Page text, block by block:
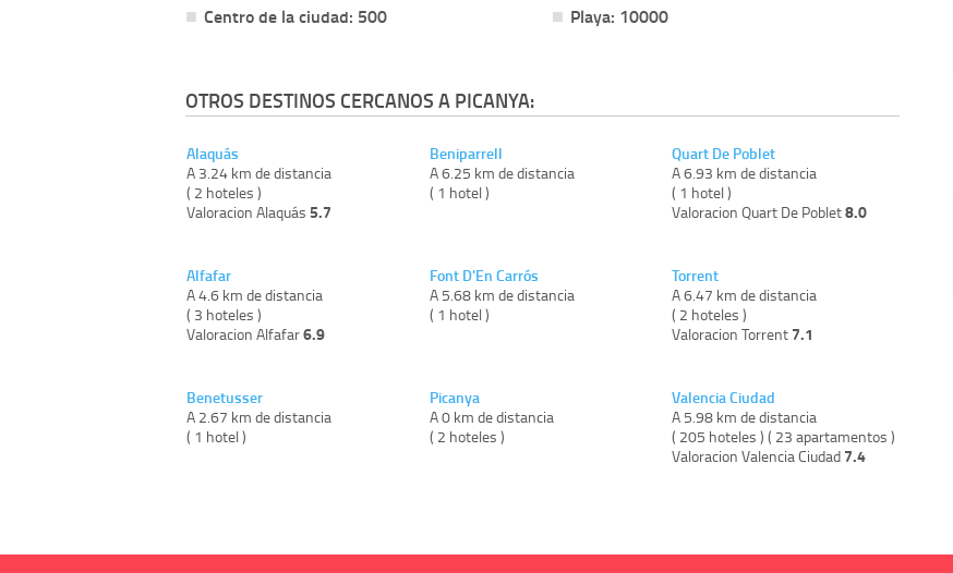
Centro de la ciudad: 500
Playa: 10000
OTROS DESTINOS CERCANOS A PICANYA:
Alaquás
A 3.24 km de distancia
( 2 hoteles )
Valoracion Alaquás 5.7
Alfafar
A 4.6 km de distancia
( 3 hoteles )
Valoracion Alfafar6.9
Benetusser
A 2.67 km de distancia
( 1 hotel )
Beniparrell
A 6.25 km de distancia
( 1 hotel )
Font D'En Carrós
A 5.68 km de distancia
( 1 hotel )
Picanya
A 0 km de distancia
( 2 hoteles )
Quart De Poblet
A 6.93 km de distancia
( 1 hotel )
Valoracion Quart De Poblet8.0
Torrent
A 6.47 km de distancia
( 2 hoteles )
Valoracion Torrent 7.1
Valencia Ciudad
A 5.98 km de distancia
( 205 hoteles ) ( 23 apartamentos )
Valoracion Valencia Ciudad 7.4